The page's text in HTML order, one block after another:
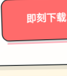
即刻下载